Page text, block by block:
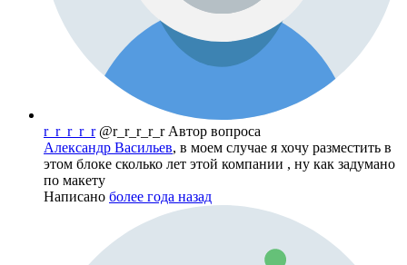
r_r_r_r_r @r_r_r_r_r Автор вопроса
Александр Васильев, в моем случае я хочу разместить в
этом блоке сколько лет этой компании , ну как задумано
по макету
Написано более года назад